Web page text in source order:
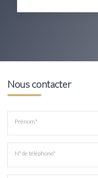
Nous contacter
Prénom*
N° de téléphone*